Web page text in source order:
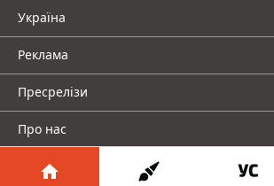
Україна
Реклама
Пресрелізи
Про нас